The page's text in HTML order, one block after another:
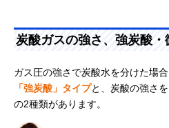
炭酸ガスの強さ、強炭酸・
ガス圧の強さで炭酸水を分けた場
「強炭酸」タイプと、炭酸の強さ
の2種類があります。